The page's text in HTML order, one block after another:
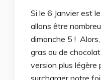
Si le 6 Janvier est
allons être
dimanche 5 !
gras ou de
version plus légère
surcharger notre